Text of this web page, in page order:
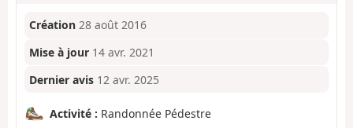
Création 28 août 2016
Mise à jour 14 avr. 2021
Dernier avis 12 avr. 2025
Activité : Randonnée Pédestre